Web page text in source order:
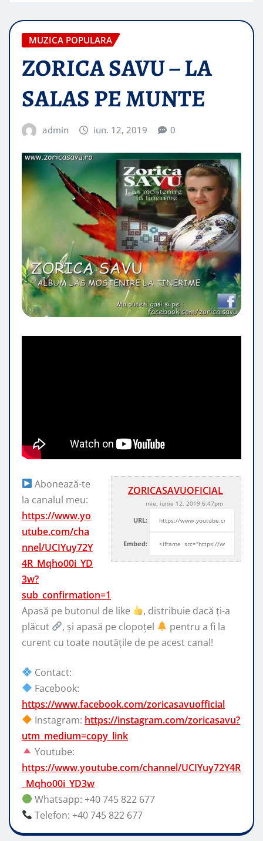
MUZICA POPULARA
ZORICA SAVU – LA
SALAS PE MUNTE
admin iun. 12, 2019 0
ZORICASAVUOFICIAL
mie, iunie 12, 2019 6:47pm
URL:
Embed:
Abonează-te
la canalul meu:
https://www.yo
utube.com/cha
nnel/UCIYuy72Y
4R_Mqho00i_YD
3w?
sub_confirmation=1
Apasă pe butonul de like
, distribuie dacă ți-a
plăcut
, șiapasă pe clopoțel
pentru a fi la
curent cu toate noutățile de pe acest canal!
Contact:
Facebook:
https://www.facebook.com/zoricasavuofficial
Instagram: https://instagram.com/zoricasavu?
utm_medium=copy_link
Youtube:
https://www.youtube.com/channel/UCIYuy72Y4R
_Mqho00i_YD3w
Whatsapp: +40 745 822 677
Telefon: +40 745 822 677